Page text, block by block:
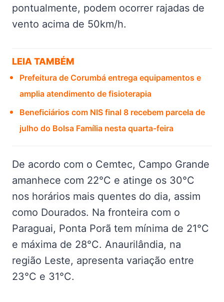
pontualmente, podem ocorrer rajadas de
vento acima de 50km/h.
LEIA TAMBÉM
Prefeitura de Corumbá entrega equipamentos e
amplia atendimento de fisioterapia
Beneficiários com NIS final 8 recebem parcela de
julho do Bolsa Família nesta quarta-feira
De acordo com o Cemtec, Campo Grande
amanhece com 22°C e atinge os 30°C
nos horários mais quentes do dia, assim
como Dourados. Na fronteira com o
Paraguai, Ponta Porã tem mínima de 21°C
e máxima de 28°C. Anaurilândia, na
região Leste, apresenta variação entre
23°C e 31°C.